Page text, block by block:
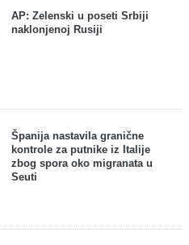
AP: Zelenski u poseti Srbiji
naklonjenoj Rusiji
Španija nastavila granične
kontrole za putnike iz Italije
zbog spora oko migranata u
Seuti